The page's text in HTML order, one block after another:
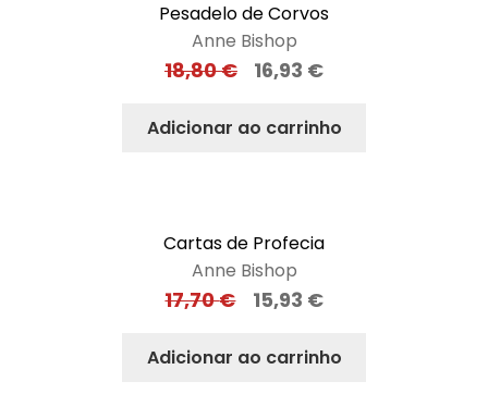
Pesadelo de Corvos
Anne Bishop
18,80€ 16,93 €
Adicionar ao carrinho
Cartas de Profecia
Anne Bishop
17,70€ 15,93 €
Adicionar ao carrinho